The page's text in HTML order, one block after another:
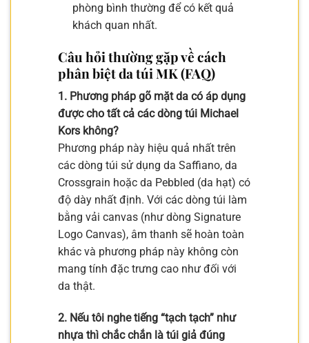
phòng bình thường để có kết quả
khách quan nhất.
Câu hỏi thường gặp về cách
phân biệt da túi MK (FAQ)
1. Phương pháp gõ mặt da có áp dụng
được cho tất cả các dòng túi Michael
Kors không?
Phương pháp này hiệu quả nhất trên
các dòng túi sử dụng da Saffiano, da
Crossgrain hoặc da Pebbled (da hạt) có
độ dày nhất định. Với các dòng túi làm
bằng vải canvas (như dòng Signature
Logo Canvas), âm thanh sẽ hoàn toàn
khác và phương pháp này không còn
mang tính đặc trưng cao như đối với
da thật.
2. Nếu tôi nghe tiếng “tạch tạch” như
nhựa thì chắc chắn là túi giả đúng